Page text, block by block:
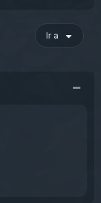
Ir a